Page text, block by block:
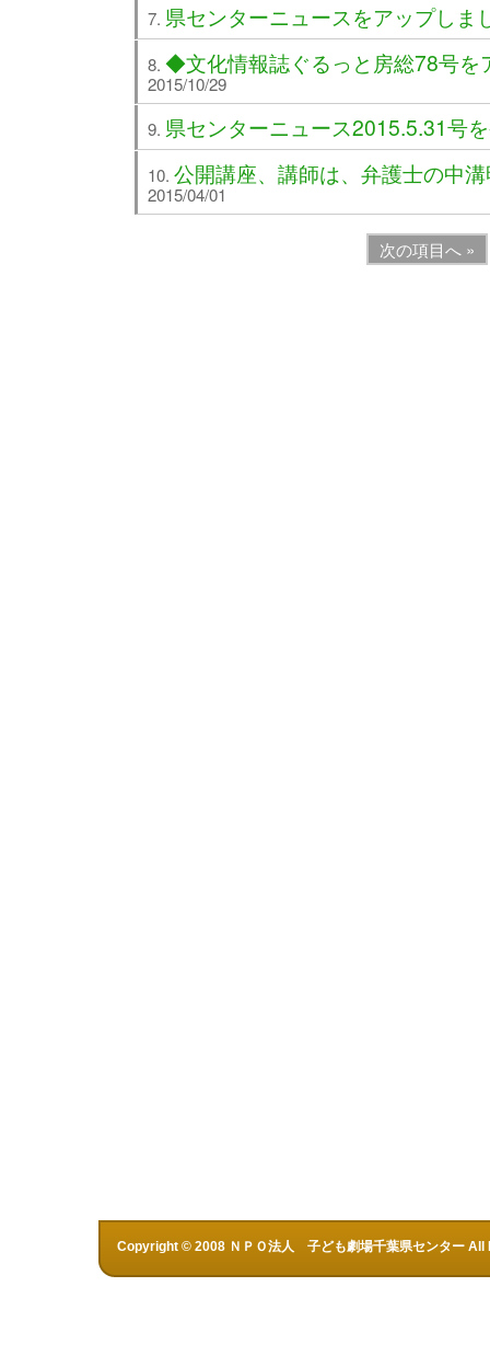
県センターニュースをアップしま
◆文化情報誌ぐるっと房総78号を
2015/10/29
県センターニュース2015.5.31号
公開講座、講師は、弁護士の中
2015/04/01
次の項目へ »
Copyright © 2008 ＮＰＯ法人 子ども劇場千葉県センター